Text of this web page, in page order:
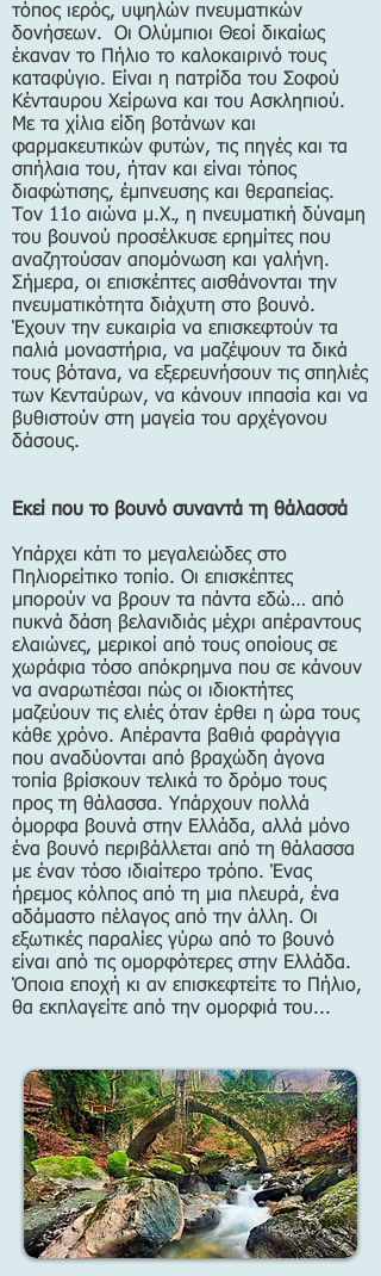
τόπος ιερός, υψηλών πνευματικών
δονήσεων. Οι Ολύμπιοι Θεοί δικαίως
έκαναν το Πήλιο το καλοκαιρινό τους
καταφύγιο. Είναι η πατρίδα του Σοφού
Κένταυρου Χείρωνα και του Ασκληπιού.
Με τα χίλια είδη βοτάνων και
φαρμακευτικών φυτών, τις πηγές και τα
σπήλαια του, ήταν και είναι τόπος
διαφώτισης, έμπνευσης και θεραπείας.
Τον 11ο αιώνα μ.Χ., η πνευματική δύναμη
του βουνού προσέλκυσε ερημίτες που
αναζητούσαν απομόνωση και γαλήνη.
Σήμερα, οι επισκέπτες αισθάνονται την
πνευματικότητα διάχυτη στο βουνό.
Έχουν την ευκαιρία να επισκεφτούν τα
παλιά μοναστήρια, να μαζέψουν τα δικά
τους βότανα, να εξερευνήσουν τις σπηλιές
των Κενταύρων, να κάνουν ιππασία και να
βυθιστούν στη μαγεία του αρχέγονου
δάσους.
Εκεί που το βουνό συναντά τη θάλασσά
Υπάρχει κάτι το μεγαλειώδες στο
Πηλιορείτικο τοπίο. Οι επισκέπτες
μπορούν να βρουν τα πάντα εδώ… από
πυκνά δάση βελανιδιάς μέχρι απέραντους
ελαιώνες, μερικοί από τους οποίους σε
χωράφια τόσο απόκρημνα που σε κάνουν
να αναρωτιέσαι πώς οι ιδιοκτήτες
μαζεύουν τις ελιές όταν έρθει η ώρα τους
κάθε χρόνο. Απέραντα βαθιά φαράγγια
που αναδύονται από βραχώδη άγονα
τοπία βρίσκουν τελικά το δρόμο τους
προς τη θάλασσα. Υπάρχουν πολλά
όμορφα βουνά στην Ελλάδα, αλλά μόνο
ένα βουνό περιβάλλεται από τη θάλασσα
με έναν τόσο ιδιαίτερο τρόπο. Ένας
ήρεμος κόλπος από τη μια πλευρά, ένα
αδάμαστο πέλαγος από την άλλη. Οι
εξωτικές παραλίες γύρω από το βουνό
είναι από τις ομορφότερες στην Ελλάδα.
Όποια εποχή κι αν επισκεφτείτε το Πήλιο,
θα εκπλαγείτε από την ομορφιά του...